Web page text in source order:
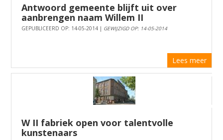
Antwoord gemeente blijft uit over
aanbrengen naam Willem II
GEPUBLICEERD OP: 14-05-2014 | GEWIJZIGD OP: 14-05-2014
Lees meer
W II fabriek open voor talentvolle
kunstenaars